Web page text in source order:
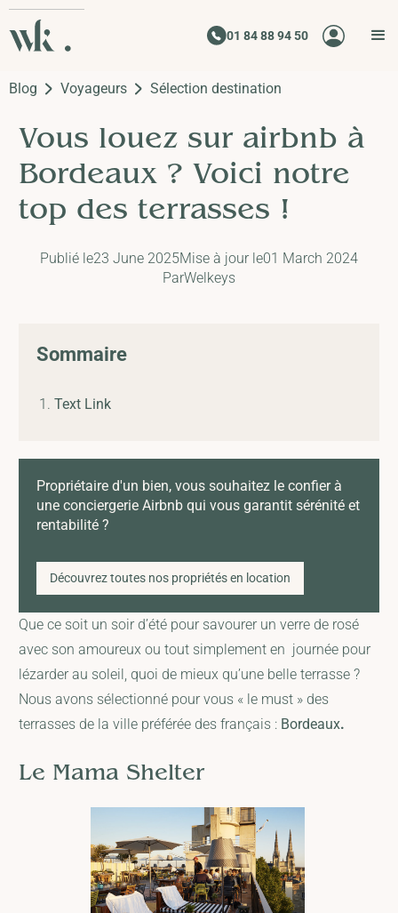
01 84 88 94 50
Blog Voyageurs Sélection destination
Vous louez sur airbnb à
Bordeaux ? Voici notre
top des terrasses !
Publié le23 June 2025Mise à jour le01 March 2024
ParWelkeys
Sommaire
Text Link
Propriétaire d'un bien, vous souhaitez le confier à
une conciergerie Airbnb qui vous garantit sérénité et
rentabilité ?
Découvrez toutes nos propriétés en location
Que ce soit un soir d’été pour savourer un verre de rosé
avec son amoureux ou tout simplement en journée pour
lézarder au soleil, quoi de mieux qu’une belle terrasse ?
Nous avons sélectionné pour vous « le must » des
terrasses de la ville préférée des français : Bordeaux.
Le Mama Shelter